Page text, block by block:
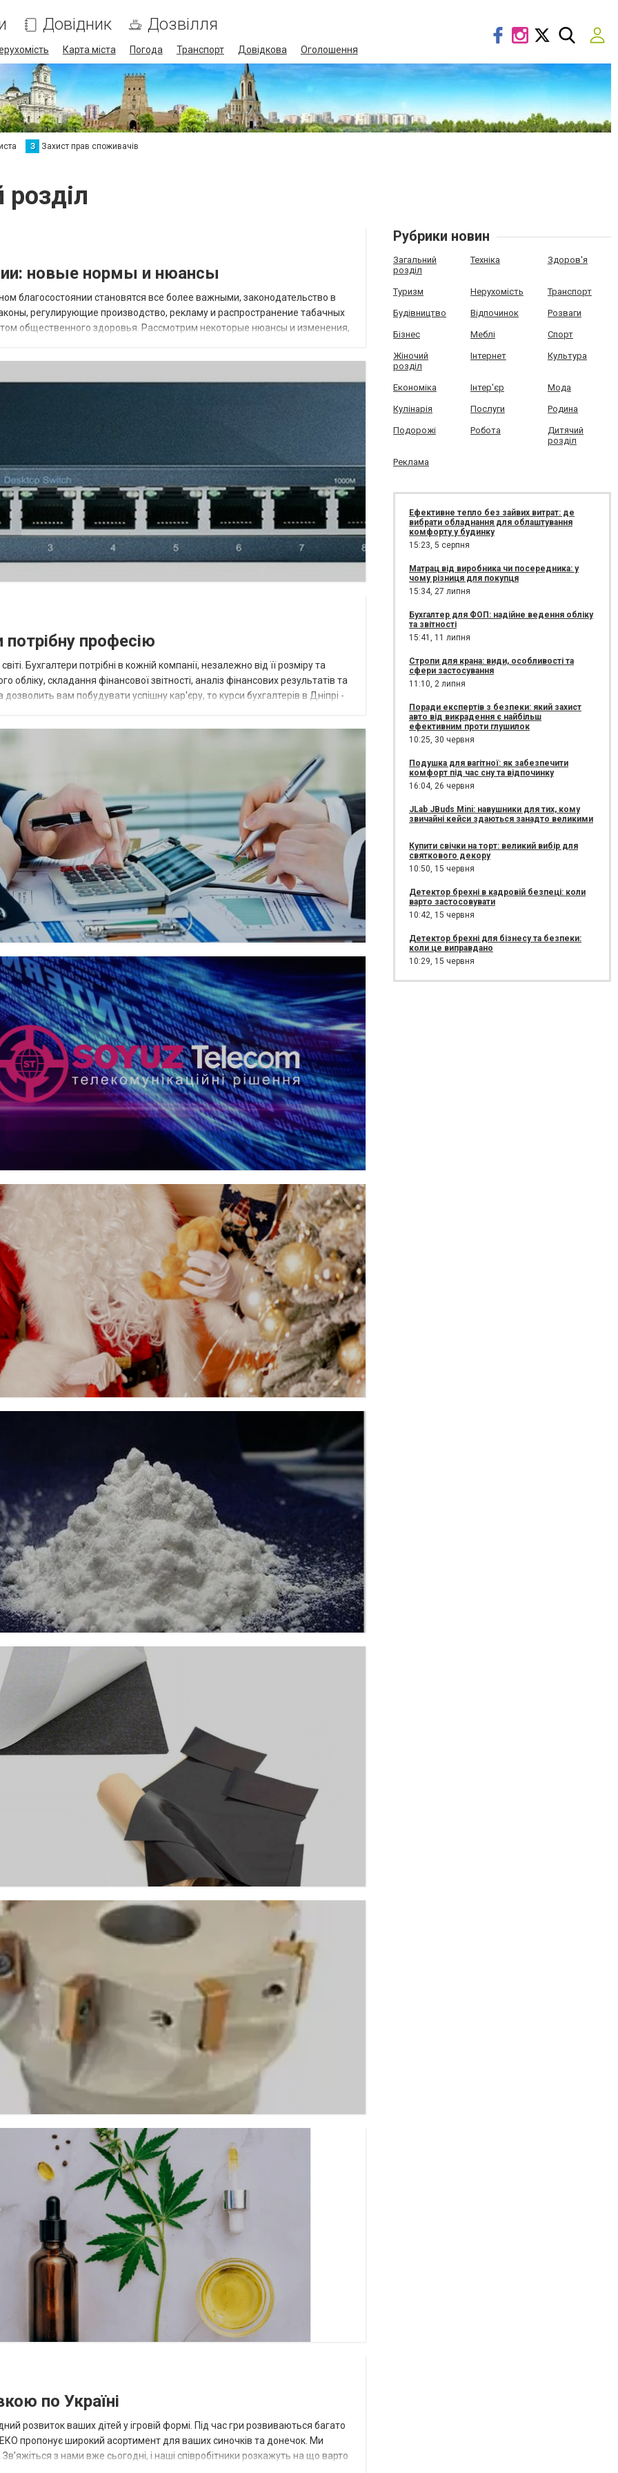
Довідник Дозвілля
Карта міста Погода Транспорт Довідкова Оголошення
З Захист прав споживачів
розділ
новые нормы и нюансы
благосостоянии становятся все более важными, законодательство в
регулирующие производство, рекламу и распространение табачных
общественного здоровья. Рассмотрим некоторые нюансы и изменения,
потрібну професію
Бухгалтери потрібні в кожній компанії, незалежно від її розміру та
складання фінансової звітності, аналіз фінансових результатів та
вам побудувати успішну кар'єру, то курси бухгалтерів в Дніпрі -
по Україні
розвиток ваших дітей у ігровій формі. Під час гри розвиваються багато
пропонує широкий асортимент для ваших синочків та донечок. Ми
з нами вже сьогодні, і наші співробітники розкажуть на що варто
Рубрики новин
Загальний
розділ
Техніка Здоров'я
Туризм Нерухомість Транспорт
Будівництво Відпочинок Розваги
Бізнес Меблі Спорт
Жіночий
розділ
Інтернет Культура
Економіка Інтер'єр Мода
Кулінарія Послуги Родина
Подорожі Робота
Дитячий
розділ
Реклама
Ефективне тепло без зайвих витрат: де
вибрати обладнання для облаштування
комфорту у будинку
15:23, 5 серпня
Матрац від виробника чи посередника: у
чому різниця для покупця
15:34, 27 липня
Бухгалтер для ФОП: надійне ведення обліку
та звітності
15:41, 11 липня
Стропи для крана: види, особливості та
сфери застосування
11:10, 2 липня
Поради експертів з безпеки: який захист
авто від викрадення є найбільш
ефективним проти глушилок
10:25, 30 червня
Подушка для вагітної: як забезпечити
комфорт під час сну та відпочинку
16:04, 26 червня
JLab JBuds Mini: навушники для тих, кому
звичайні кейси здаються занадто великими
Купити свічки на торт: великий вибір для
святкового декору
10:50, 15 червня
Детектор брехні в кадровій безпеці: коли
варто застосовувати
10:42, 15 червня
Детектор брехні для бізнесу та безпеки:
коли це виправдано
10:29, 15 червня